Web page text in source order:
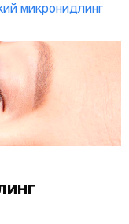
микронидлинг